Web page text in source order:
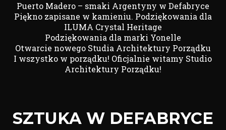
Puerto Madero – smaki Argentyny w Defabryce
Piękno zapisane w kamieniu. Podziękowania dla
ILUMA Crystal Heritage
Podziękowania dla marki Yonelle
Otwarcie nowego Studia Architektury Porządku
I wszystko w porządku! Oficjalnie witamy Studio
Architektury Porządku!
SZTUKA W DEFABRYCE